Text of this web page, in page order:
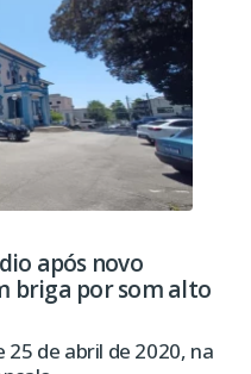
após novo
briga por som alto
de abril de 2020, na